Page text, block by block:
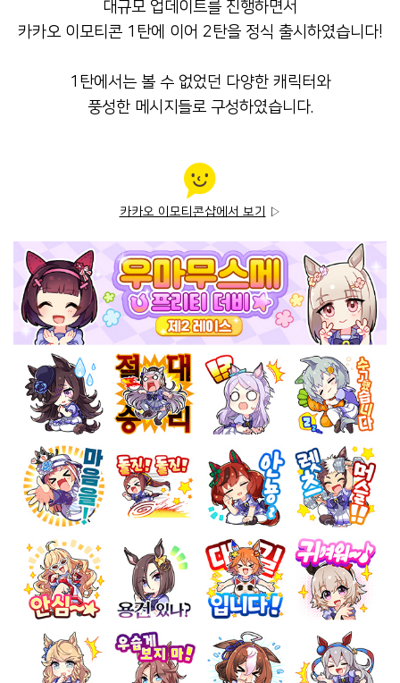
대규모 업데이트를 진행하면서
카카오 이모티콘 1탄에 이어 2탄을 정식 출시하였습니다!
1탄에서는 볼 수 없었던 다양한 캐릭터와
풍성한 메시지들로 구성하였습니다.
카카오 이모티콘샵에서 보기 ▷